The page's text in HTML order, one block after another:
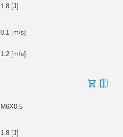
1.8 [J]
0.1 [m/s]
1.2 [m/s]
M6X0.5
1.8 [J]